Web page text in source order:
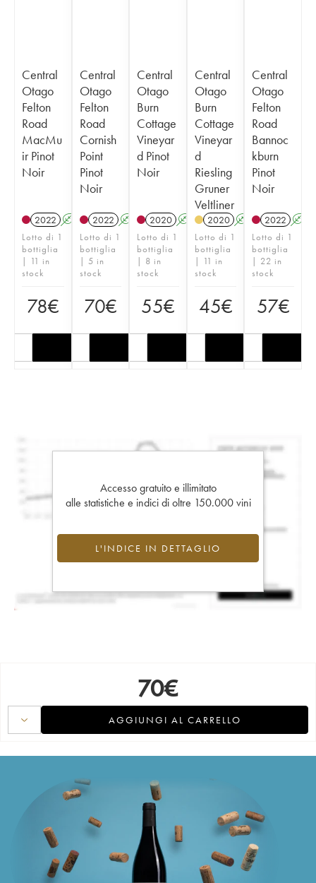
Central
Otago
Felton
Road
MacMu
ir Pinot
Noir
2022 A
Lotto di 1
bottiglia
| 11 in
stock
78€
Central
Otago
Felton
Road
Cornish
Point
Pinot
Noir
2022 A
Lotto di 1
bottiglia
| 5 in
stock
70€
Central
Otago
Burn
Cottage
Vineyar
d Pinot
Noir
2020 A
Lotto di 1
bottiglia
| 8 in
stock
55€
Central
Otago
Burn
Cottage
Vineyar
d
Riesling
Gruner
Veltliner
2020 A
Lotto di 1
bottiglia
| 11 in
stock
45€
Central
Otago
Felton
Road
Bannoc
kburn
Pinot
Noir
2022 A
Lotto di 1
bottiglia
| 22 in
stock
57€
Accesso gratuito e illimitato
alle statistiche e indici di oltre 150.000 vini
L'INDICE IN DETTAGLIO
70€
AGGIUNGI AL CARRELLO